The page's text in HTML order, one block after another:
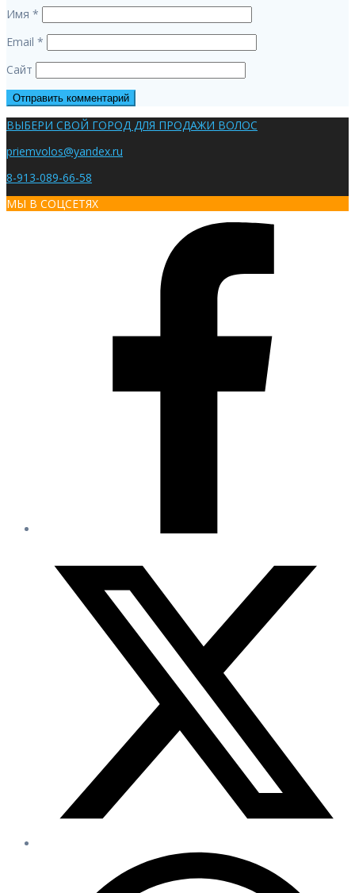
Имя *
Email *
Сайт
ВЫБЕРИ СВОЙ ГОРОД ДЛЯ ПРОДАЖИ ВОЛОС
priemvolos@yandex.ru
8-913-089-66-58
МЫ В СОЦСЕТЯХ